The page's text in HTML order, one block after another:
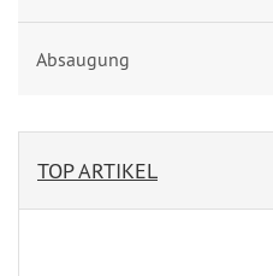
Absaugung
TOP ARTIKEL